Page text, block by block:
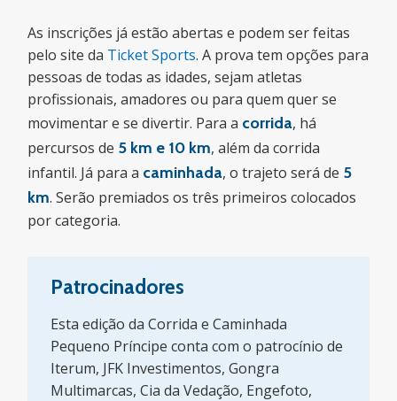
As inscrições já estão abertas e podem ser feitas
pelo site da Ticket Sports. A prova tem opções para
pessoas de todas as idades, sejam atletas
profissionais, amadores ou para quem quer se
movimentar e se divertir. Para a corrida, há
percursos de 5 km e 10 km, além da corrida
infantil. Já para a caminhada, o trajeto será de 5
km. Serão premiados os três primeiros colocados
por categoria.
Patrocinadores
Esta edição da Corrida e Caminhada
Pequeno Príncipe conta com o patrocínio de
Iterum, JFK Investimentos, Gongra
Multimarcas, Cia da Vedação, Engefoto,